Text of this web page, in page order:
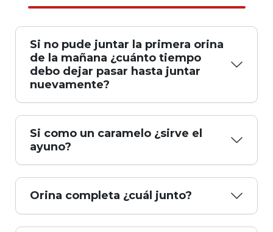
Si no pude juntar la primera orina
de la mañana ¿cuánto tiempo
debo dejar pasar hasta juntar
nuevamente?
Si como un caramelo ¿sirve el
ayuno?
Orina completa ¿cuál junto?